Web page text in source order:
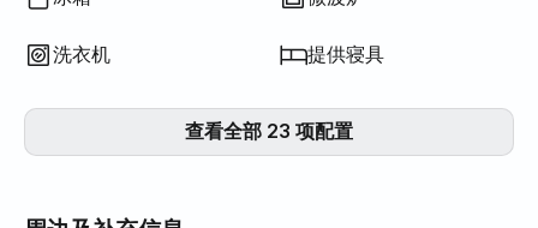
洗衣机 提供寝具
查看全部 23 项配置